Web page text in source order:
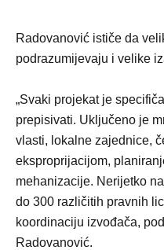
Radovanović ističe da
podrazumijevaju i velike
„Svaki projekat je
prepisivati. Uključeno je
vlasti, lokalne zajednice,
eksproprijacijom,
mehanizacije. Nerijetko
do 300 različitih pravnih
koordinaciju izvođača,
Radovanović.